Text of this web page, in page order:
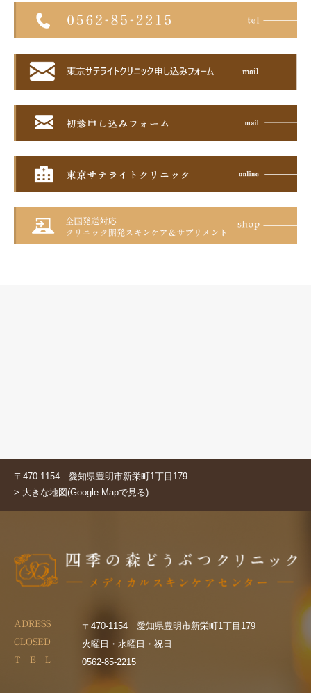
〒470-1154 愛知県豊明市新栄町1丁目179
> 大きな地図(Google Mapで見る)
ADRESS 〒470-1154 愛知県豊明市新栄町1丁目179
CLOSED 火曜日・水曜日・祝日
T E L 0562-85-2215